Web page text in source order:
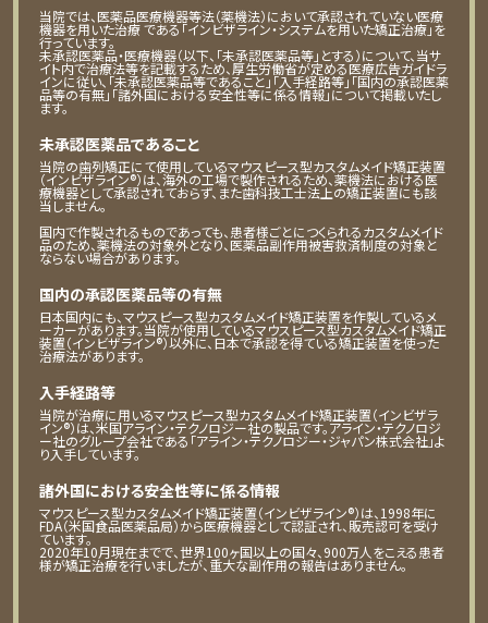
当院では、医薬品医療機器等法（薬機法）において承認されていない医療
機器を用いた治療 である「インビザライン・システムを用いた矯正治療」を
行っています。
未承認医薬品・医療機器（以下、「未承認医薬品等」とする）について、当サ
イト内で治療法等を記載するため、厚生労働省が定める医療広告ガイドラ
インに従い、「未承認医薬品等であること」「入手経路等」「国内の承認医薬
品等の有無」「諸外国における安全性等に係る情報」について掲載いたし
ます。
未承認医薬品であること
当院の歯列矯正にて使用しているマウスピース型カスタムメイド矯正装置
（インビザライン®）は、海外の工場で製作されるため、薬機法における医
療機器として承認されておらず、また歯科技工士法上の矯正装置にも該
当しません。
国内で作製されるものであっても、患者様ごとにつくられるカスタムメイド
品のため、薬機法の対象外となり、医薬品副作用被害救済制度の対象と
ならない場合があります。
国内の承認医薬品等の有無
日本国内にも、マウスピース型カスタムメイド矯正装置を作製しているメ
ーカーがあります。当院が使用しているマウスピース型カスタムメイド矯正
装置（インビザライン®）以外に、日本で承認を得ている矯正装置を使った
治療法があります。
入手経路等
当院が治療に用いるマウスピース型カスタムメイド矯正装置（インビザラ
イン®）は、米国アライン・テクノロジー社の製品です。アライン・テクノロジ
ー社のグループ会社である「アライン・テクノロジー・ジャパン株式会社」よ
り入手しています。
諸外国における安全性等に係る情報
マウスピース型カスタムメイド矯正装置（インビザライン®）は、1998年に
FDA（米国食品医薬品局）から医療機器として認証され、販売認可を受け
ています。
2020年10月現在までで、世界100ヶ国以上の国々、900万人をこえる患者
様が矯正治療を行いましたが、重大な副作用の報告はありません。